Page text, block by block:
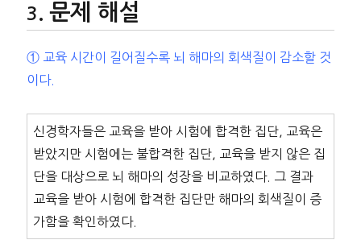
문제 해설
① 교육 시간이 길어질수록 뇌 해마의 회색질이 감소할 것
이다.
신경학자들은 교육을 받아 시험에 합격한 집단, 교육은
받았지만 시험에는 불합격한 집단, 교육을 받지 않은 집
단을 대상으로 뇌 해마의 성장을 비교하였다. 그 결과
교육을 받아 시험에 합격한 집단만 해마의 회색질이 증
가함을 확인하였다.